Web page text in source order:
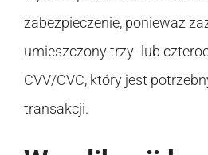
zabezpieczenie, ponieważ
umieszczony trzy- lub
CVV/CVC, który jest
transakcji.